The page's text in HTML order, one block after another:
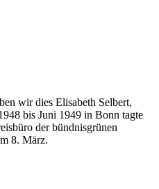
wir dies Elisabeth Selbert,
bis Juni 1949 in Bonn tagte
der bündnisgrünen
8. März.